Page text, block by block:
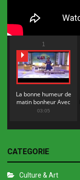
1
La bonne humeur de
matin bonheur Avec
Flopy Mendosa
03:05
CATEGORIE
Culture & Art